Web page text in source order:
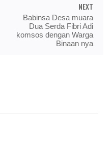
NEXT
Babinsa Desa muara
Dua Serda Fibri Adi
komsos dengan Warga
Binaan nya